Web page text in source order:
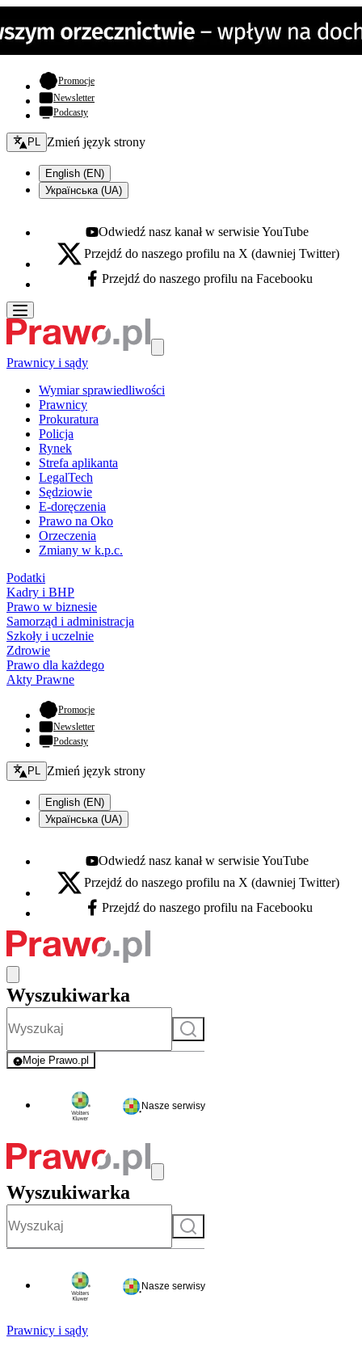
Promocje- otwiera się w nowej karcie
Newsletter
Podcasty
Zmień język - bieżący:
PL Zmień język strony
English (EN)
Українська (UA)
Youtube - otwiera się w nowej karcie
Odwiedź nasz kanał w serwisie YouTube
X - otwiera się w nowej karcie
Przejdź do naszego profilu na X (dawniej Twitter)
Facebook - otwiera się w nowej karcie
Przejdź do naszego profilu na Facebooku
Prawnicy i sądy
Wymiar sprawiedliwości
Prawnicy
Prokuratura
Policja
Rynek
Strefa aplikanta
LegalTech
Sędziowie
E-doręczenia
Prawo na Oko
Orzeczenia
Zmiany w k.p.c.
Podatki
Kadry i BHP
Prawo w biznesie
Samorząd i administracja
Szkoły i uczelnie
Zdrowie
Prawo dla każdego
Akty Prawne
Promocje- otwiera się w nowej karcie
Newsletter
Podcasty
Zmień język - bieżący:
PL Zmień język strony
English (EN)
Українська (UA)
Youtube - otwiera się w nowej karcie
Odwiedź nasz kanał w serwisie YouTube
X - otwiera się w nowej karcie
Przejdź do naszego profilu na X (dawniej Twitter)
Facebook - otwiera się w nowej karcie
Przejdź do naszego profilu na Facebooku
Wyszukiwarka
Szukaj
Moje Prawo.pl
- rejestracja i logowanie do serwisu
Nasze serwisy
Wyszukiwarka
Szukaj
Nasze serwisy
Prawnicy i sądy